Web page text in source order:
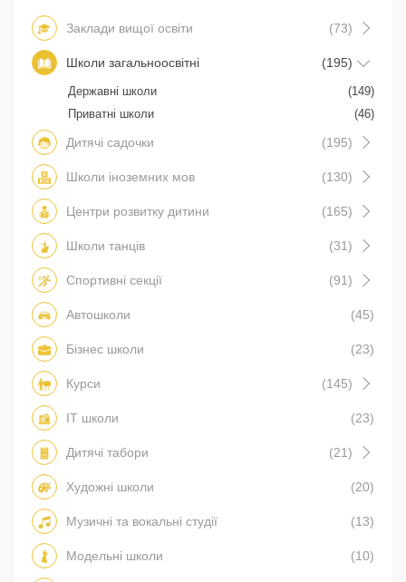
Заклади вищої освіти (73)
Школи загальноосвітні (195)
Державні школи
(149)
Приватні школи
(46)
Дитячі садочки (195)
Школи іноземних мов (130)
Центри розвитку дитини (165)
Школи танців (31)
Спортивні секції (91)
Автошколи (45)
Бізнес школи (23)
Курси (145)
IT школи (23)
Дитячі табори (21)
Художні школи (20)
Музичні та вокальні студії (13)
Модельні школи (10)